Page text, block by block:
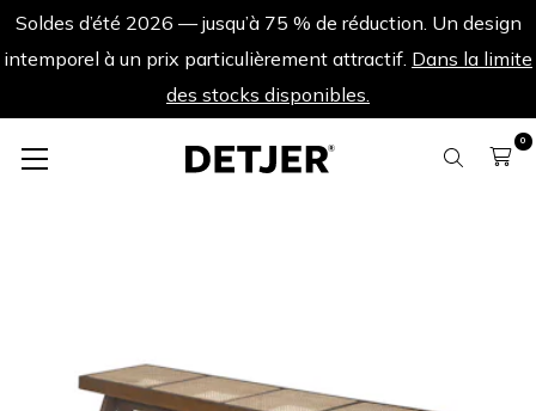
Soldes d’été 2026 — jusqu’à 75 % de réduction. Un design
intemporel à un prix particulièrement attractif. Dans la limite
des stocks disponibles.
0
Bancs en bois / B.T.H. Flats 4 - Brun Foncé